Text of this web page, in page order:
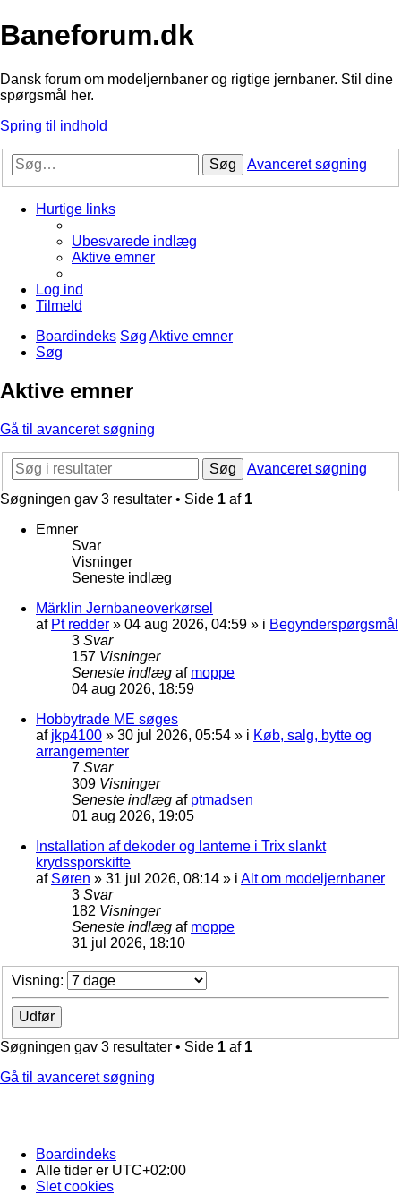
Baneforum.dk
Dansk forum om modeljernbaner og rigtige jernbaner. Stil dine
spørgsmål her.
Spring til indhold
Søg Avanceret søgning
Hurtige links
Ubesvarede indlæg
Aktive emner
Log ind
Tilmeld
Boardindeks Søg Aktive emner
Søg
Aktive emner
Gå til avanceret søgning
Søg
Avanceret søgning
Søgningen gav 3 resultater • Side 1 af 1
Emner
Svar
Visninger
Seneste indlæg
Märklin Jernbaneoverkørsel
af Pt redder » 04 aug 2026, 04:59 » i Begynderspørgsmål
3 Svar
157 Visninger
Seneste indlæg af moppe
04 aug 2026, 18:59
Hobbytrade ME søges
af jkp4100 » 30 jul 2026, 05:54 » i Køb, salg, bytte og
arrangementer
7 Svar
309 Visninger
Seneste indlæg af ptmadsen
01 aug 2026, 19:05
Installation af dekoder og lanterne i Trix slankt
krydssporskifte
af Søren » 31 jul 2026, 08:14 » i Alt om modeljernbaner
3 Svar
182 Visninger
Seneste indlæg af moppe
31 jul 2026, 18:10
Visning:
Søgningen gav 3 resultater • Side 1 af 1
Gå til avanceret søgning
Boardindeks
Alle tider er UTC+02:00
Slet cookies